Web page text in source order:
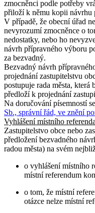
zmocněnci podle potřeby
přiloží k němu kopii návrhu
V případě, že obecní úřad
nevyrozumí zmocněnce o
nedostatky, nebo ho
návrh přípravného výboru
za bezvadný.
Bezvadný návrh
projednání zastupitelstvu
postupuje rada města,
předloží k projednání
Na doručování písemností
Sb., správní řád, ve znění
Vyhlášení místního
Zastupitelstvo obce nebo
předložení bezvadného
radou města) na svém
o vyhlášení místního
místní referendum
o tom, že místní
otázce nelze místní